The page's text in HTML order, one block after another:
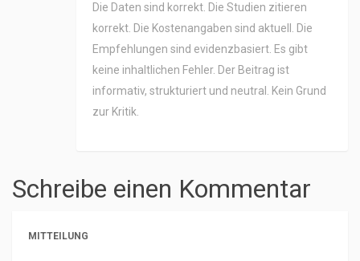
Die Daten sind korrekt. Die Studien zitieren
korrekt. Die Kostenangaben sind aktuell. Die
Empfehlungen sind evidenzbasiert. Es gibt
keine inhaltlichen Fehler. Der Beitrag ist
informativ, strukturiert und neutral. Kein Grund
zur Kritik.
Schreibe einen Kommentar
MITTEILUNG